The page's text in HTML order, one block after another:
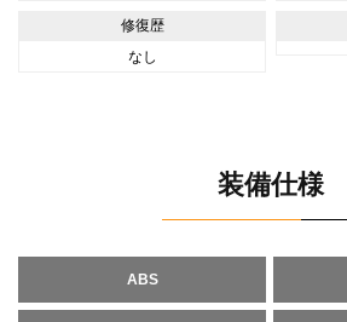
修復歴
なし
装備仕様
ABS